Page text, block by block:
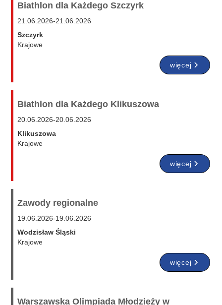
Biathlon dla Każdego Szczyrk
21.06.2026-21.06.2026
Szczyrk
Krajowe
więcej
Biathlon dla Każdego Klikuszowa
20.06.2026-20.06.2026
Klikuszowa
Krajowe
więcej
Zawody regionalne
19.06.2026-19.06.2026
Wodzisław Śląski
Krajowe
więcej
Warszawska Olimpiada Młodzieży w